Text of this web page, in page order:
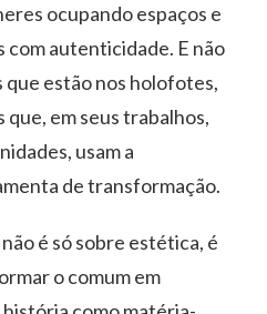
ocupando espaços e
com autenticidade. E não
que estão nos holofotes,
em seus trabalhos,
usam a
de transformação.
é só sobre estética, é
o comum em